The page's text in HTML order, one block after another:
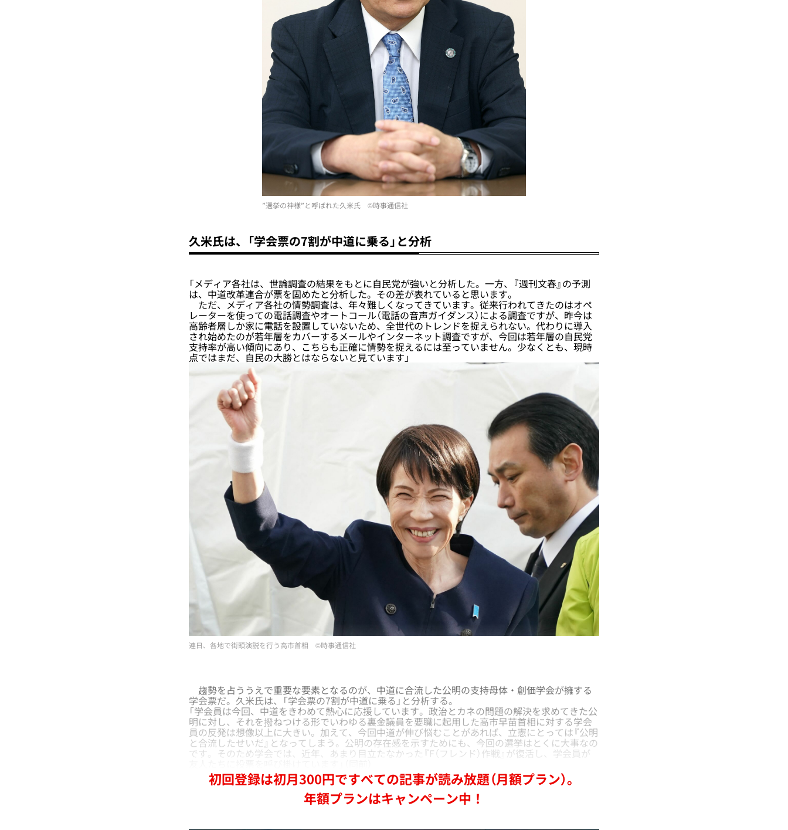
”選挙の神様”と呼ばれた久米氏 ©時事通信社
久米氏は、「学会票の7割が中道に乗る」と分析
「メディア各社は、世論調査の結果をもとに自民党が強いと分析した。一方、『週刊文春』の予測
は、中道改革連合が票を固めたと分析した。その差が表れていると思います。
ただ、メディア各社の情勢調査は、年々難しくなってきています。従来行われてきたのはオペ
レーターを使っての電話調査やオートコール（電話の音声ガイダンス）による調査ですが、昨今は
高齢者層しか家に電話を設置していないため、全世代のトレンドを捉えられない。代わりに導入
され始めたのが若年層をカバーするメールやインターネット調査ですが、今回は若年層の自民党
支持率が高い傾向にあり、こちらも正確に情勢を捉えるには至っていません。少なくとも、現時
点ではまだ、自民の大勝とはならないと見ています」
連日、各地で街頭演説を行う高市首相 ©時事通信社
趨勢を占ううえで重要な要素となるのが、中道に合流した公明の支持母体・創価学会が擁する
学会票だ。久米氏は、「学会票の7割が中道に乗る」と分析する。
「学会員は今回、中道をきわめて熱心に応援しています。政治とカネの問題の解決を求めてきた公
明に対し、それを撥ねつける形でいわゆる裏金議員を要職に起用した高市早苗首相に対する学会
員の反発は想像以上に大きい。加えて、今回中道が伸び悩むことがあれば、立憲にとっては『公明
と合流したせいだ』となってしまう。公明の存在感を示すためにも、今回の選挙はとくに大事なの
です。そのため学会では、近年、あまり目立たなかった『F（フレンド）作戦』が復活し、学会員が
初回登録は初月300円ですべての記事が読み放題（月額プラン）。
年額プランはキャンペーン中！